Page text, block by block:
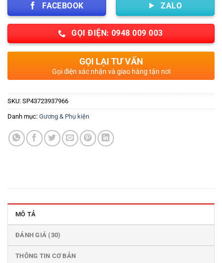
FACEBOOK ZALO
GỌI ĐIỆN: 0948 009 003
GỌI LẠI TƯ VẤN
Gọi điện xác nhận và giao hàng tận nơi
SKU: SP43723937966
Danh mục: Gương & Phụ kiện
MÔ TẢ
ĐÁNH GIÁ (30)
THÔNG TIN CƠ BẢN